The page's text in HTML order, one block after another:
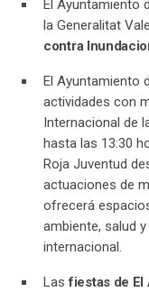
El Ayuntamiento
la Generalitat
contra
El Ayuntamiento
actividades con
Internacional de
hasta las 13:30
Roja Juventud
actuaciones de
ofrecerá
ambiente, salud
internacional.
Lasfiestas de El